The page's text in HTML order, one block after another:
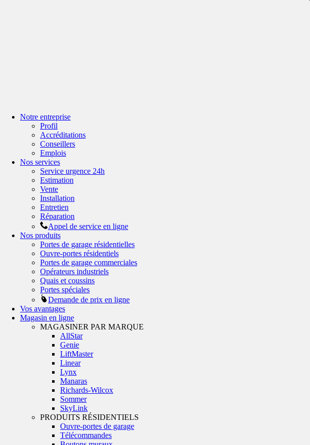
Notre entreprise
Profil
Accréditations
Conseillers
Emplois
Nos services
Service urgence 24h
Estimation
Vente
Installation
Entretien
Réparation
Appel de service en ligne
Nos produits
Portes de garage résidentielles
Ouvre-portes résidentiels
Portes de garage commerciales
Opérateurs industriels
Quais et coussins
Portes spéciales
Demande de prix en ligne
Vos avantages
Magasin en ligne
MAGASINER PAR MARQUE
AllStar
Genie
LiftMaster
Linear
Lynx
Manaras
Richards-Wilcox
Sommer
SkyLink
PRODUITS RÉSIDENTIELS
Ouvre-portes de garage
Télécommandes